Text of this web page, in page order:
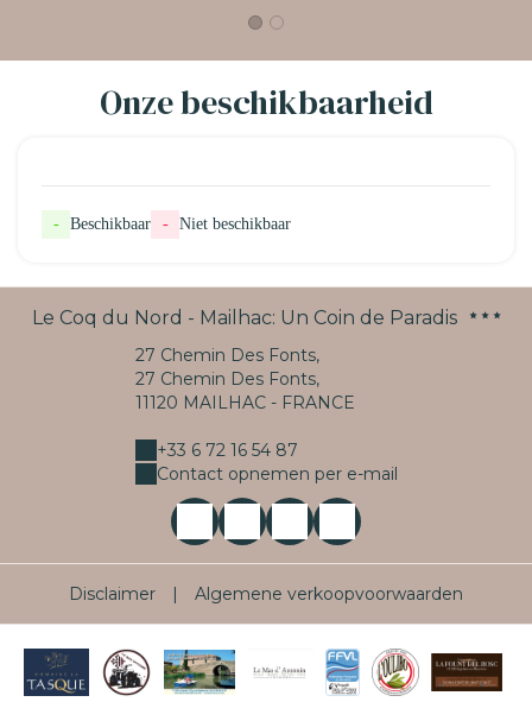
Onze beschikbaarheid
- Beschikbaar - Niet beschikbaar
Le Coq du Nord - Mailhac: Un Coin de Paradis
27 Chemin Des Fonts,
27 Chemin Des Fonts,
11120 MAILHAC - FRANCE
+33 6 72 16 54 87
Contact opnemen per e-mail
Disclaimer | Algemene verkoopvoorwaarden